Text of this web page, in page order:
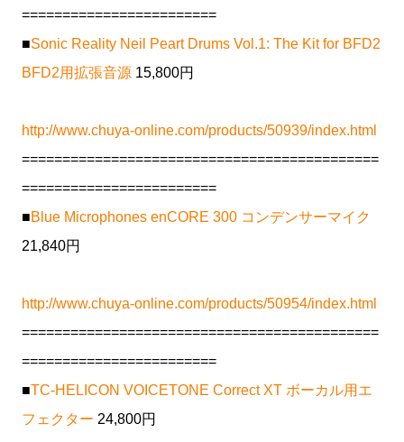
========================
■Sonic Reality Neil Peart Drums Vol.1: The Kit for BFD2
BFD2用拡張音源 15,800円
http://www.chuya-online.com/products/50939/index.html
============================================
========================
■Blue Microphones enCORE 300 コンデンサーマイク
21,840円
http://www.chuya-online.com/products/50954/index.html
============================================
========================
■TC-HELICON VOICETONE Correct XT ボーカル用エ
フェクター 24,800円